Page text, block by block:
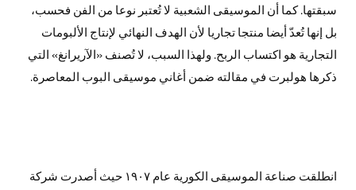
سبقتها. كما أن الموسيقى الشعبية لا تُعتبر نوعا من الفن فحسب،
بل إنها تُعدّ أيضا منتجا تجاريا لأن الهدف النهائي لإنتاج الألبومات
التجارية هو اكتساب الربح. ولهذا السبب، لا تُصنف «الآريرانغ» التي
ذكرها هولبرت في مقالته ضمن أغاني موسيقى البوب المعاصرة.
انطلقت صناعة الموسيقى الكورية عام ١٩٠٧ حيث أصدرت شركة